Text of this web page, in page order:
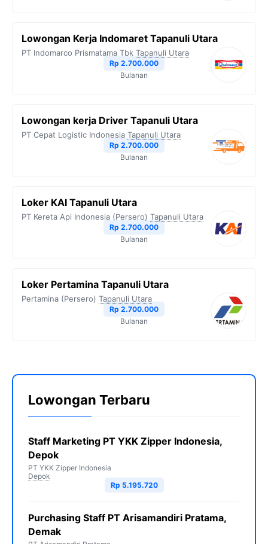
Lowongan Kerja Indomaret Tapanuli Utara
PT Indomarco Prismatama Tbk Tapanuli Utara
Rp 2.700.000
Bulanan
Lowongan kerja Driver Tapanuli Utara
PT Cepat Logistic Indonesia Tapanuli Utara
Rp 2.700.000
Bulanan
Loker KAI Tapanuli Utara
PT Kereta Api Indonesia (Persero) Tapanuli Utara
Rp 2.700.000
Bulanan
Loker Pertamina Tapanuli Utara
Pertamina (Persero) Tapanuli Utara
Rp 2.700.000
Bulanan
Lowongan Terbaru
Staff Marketing PT YKK Zipper Indonesia,
Depok
PT YKK Zipper Indonesia
Depok
Rp 5.195.720
Purchasing Staff PT Arisamandiri Pratama,
Demak